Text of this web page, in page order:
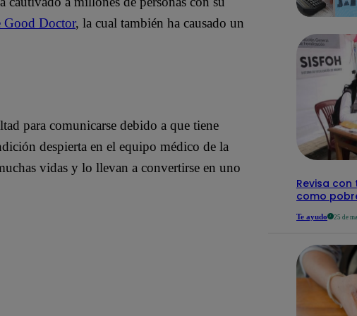
Good Doctor, la cual también ha causado un
para comunicarse debido a que tiene
despierta en el equipo médico de la
vidas y lo llevan a convertirse en uno
Revisa
como
Te ayudo 25 de